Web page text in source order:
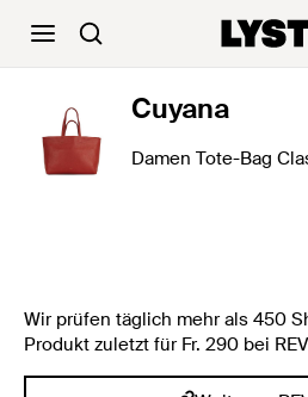
Cuyana
Damen Tote-Bag
Wir prüfen täglich mehr als 450
Produkt zuletzt für Fr. 290 bei